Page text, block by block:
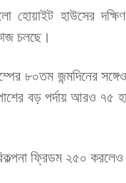
হোয়াইট হাউসের
চলছে।
৮০তম জন্মদিনের
বড় পর্দায় আরও ৭৫
ফ্রিডম ২৫০